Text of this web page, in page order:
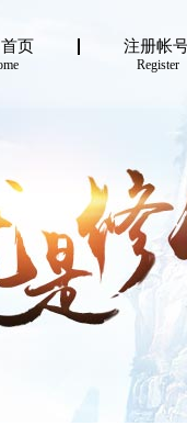
页 注册帐
Register